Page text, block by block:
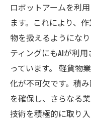
ロボットアームを利
ます。これにより、
物を扱えるようにな
ティングにもAIが利
っています。 軽貨物
化が不可欠です。積
を確保し、さらなる
技術を積極的に取り